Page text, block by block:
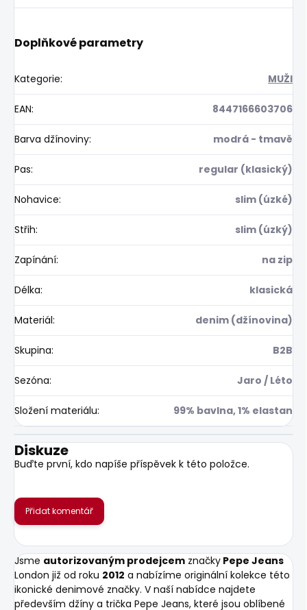
Doplňkové parametry
Kategorie: MUŽI
EAN: 8447166603706
Barva džínoviny: modrá - tmavě
Pas: regular (klasický)
Nohavice: slim (úzké)
Střih: slim (úzký)
Zapínání: na zip
Délka: klasická
Materiál: denim (džínovina)
Skupina: B2B
Sezóna: Jaro / Léto
Složení materiálu: 99% bavlna, 1% elastan
Diskuze
Buďte první, kdo napíše příspěvek k této položce.
Přidat komentář
Jsme autorizovaným prodejcem značky Pepe Jeans
London již od roku 2012 a nabízíme originální kolekce této
ikonické denimové značky. V naší nabídce najdete
především džíny a trička Pepe Jeans, které jsou oblíbené